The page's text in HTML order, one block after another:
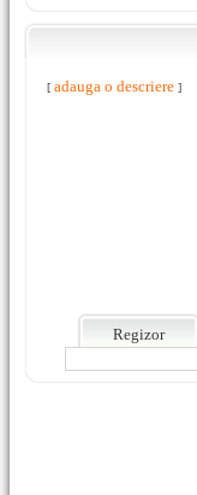
[ adauga o descriere ]
Regizor